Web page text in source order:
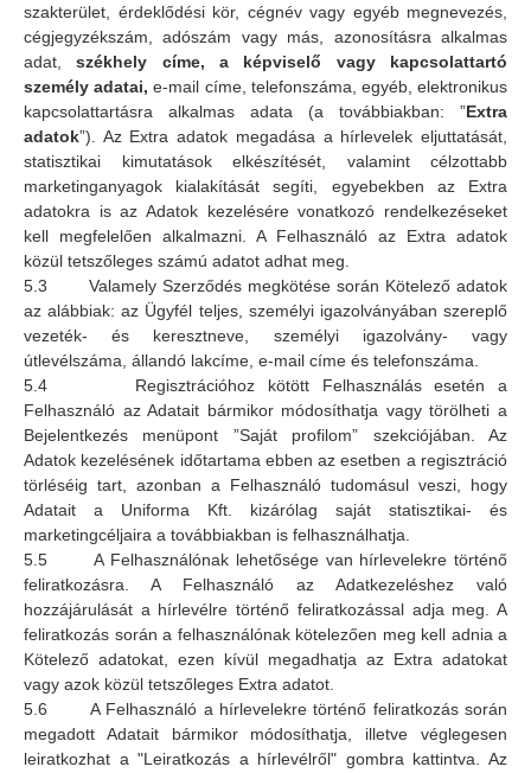
szakterület, érdeklődési kör, cégnév vagy egyéb megnevezés,
cégjegyzékszám, adószám vagy más, azonosításra alkalmas
adat,székhely címe, a képviselő vagy kapcsolattartó
személy adatai, e-mail címe, telefonszáma, egyéb, elektronikus
kapcsolattartásra alkalmas adata (a továbbiakban: ”Extra
adatok”). Az Extra adatok megadása a hírlevelek eljuttatását,
statisztikai kimutatások elkészítését, valamint célzottabb
marketinganyagok kialakítását segíti, egyebekben az Extra
adatokra is az Adatok kezelésére vonatkozó rendelkezéseket
kell megfelelően alkalmazni. A Felhasználó az Extra adatok
közül tetszőleges számú adatot adhat meg.
5.3 Valamely Szerződés megkötése során Kötelező adatok
az alábbiak: az Ügyfél teljes, személyi igazolványában szereplő
vezeték- és keresztneve, személyi igazolvány- vagy
útlevélszáma, állandó lakcíme, e-mail címe és telefonszáma.
5.4 Regisztrációhoz kötött Felhasználás esetén a
Felhasználó az Adatait bármikor módosíthatja vagy törölheti a
Bejelentkezés menüpont ”Saját profilom” szekciójában. Az
Adatok kezelésének időtartama ebben az esetben a regisztráció
törléséig tart, azonban a Felhasználó tudomásul veszi, hogy
Adatait a Uniforma Kft. kizárólag saját statisztikai- és
marketingcéljaira a továbbiakban is felhasználhatja.
5.5 A Felhasználónak lehetősége van hírlevelekre történő
feliratkozásra. A Felhasználó az Adatkezeléshez való
hozzájárulását a hírlevélre történő feliratkozással adja meg. A
feliratkozás során a felhasználónak kötelezően meg kell adnia a
Kötelező adatokat, ezen kívül megadhatja az Extra adatokat
vagy azok közül tetszőleges Extra adatot.
5.6 A Felhasználó a hírlevelekre történő feliratkozás során
megadott Adatait bármikor módosíthatja, illetve véglegesen
leiratkozhat a "Leiratkozás a hírlevélről" gombra kattintva. Az